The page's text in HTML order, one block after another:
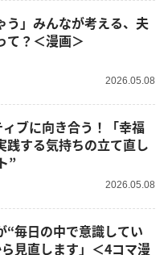
う」みんなが考える、夫
て？＜漫画＞
2026.05.08
ブに向き合う！「幸福
践する気持ちの立て直し
”
2026.05.08
“毎日の中で意識してい
見直します」＜4コマ漫